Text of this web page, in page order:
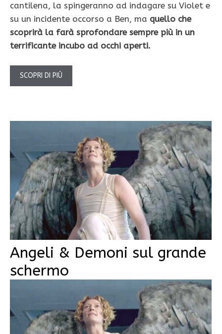
cantilena, la spingeranno ad indagare su Violet e
su un incidente occorso a Ben, ma quello che
scoprirà la farà sprofondare sempre più in un
terrificante incubo ad occhi aperti.
SCOPRI DI PIÙ
Angeli & Demoni sul grande
schermo